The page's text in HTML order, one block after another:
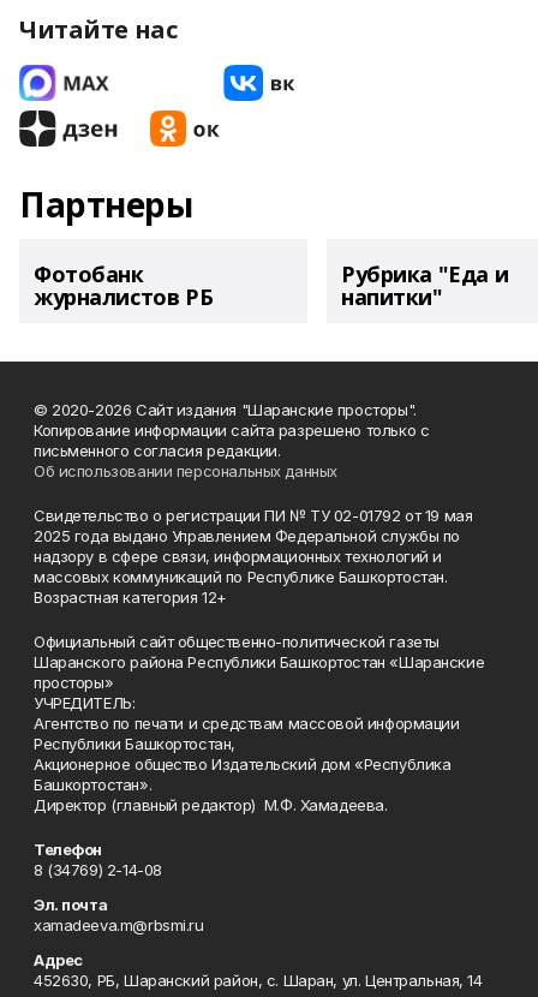
Читайте нас
Партнеры
Фотобанк
журналистов РБ
Рубрика "Еда и
напитки"
© 2020-2026 Сайт издания "Шаранские просторы".
Копирование информации сайта разрешено только с
письменного согласия редакции.
Об использовании персональных данных
Свидетельство о регистрации ПИ № ТУ 02-01792 от 19 мая
2025 года выдано Управлением Федеральной службы по
надзору в сфере связи, информационных технологий и
массовых коммуникаций по Республике Башкортостан.
Возрастная категория 12+
Официальный сайт общественно-политической газеты
Шаранского района Республики Башкортостан «Шаранские
просторы»
УЧРЕДИТЕЛЬ:
Агентство по печати и средствам массовой информации
Республики Башкортостан,
Акционерное общество Издательский дом «Республика
Башкортостан».
Директор (главный редактор) М.Ф. Хамадеева.
Телефон
8 (34769) 2-14-08
Эл. почта
xamadeeva.m@rbsmi.ru
Адрес
452630, РБ, Шаранский район, с. Шаран, ул. Центральная, 14